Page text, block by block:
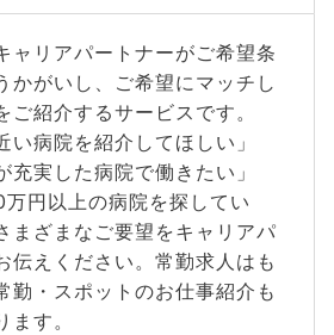
ャリアパートナーがご希望条
かがいし、ご希望にマッチし
ご紹介するサービスです。
い病院を紹介してほしい」
充実した病院で働きたい」
万円以上の病院を探してい
まざまなご要望をキャリアパ
伝えください。常勤求人はも
勤・スポットのお仕事紹介も
す。